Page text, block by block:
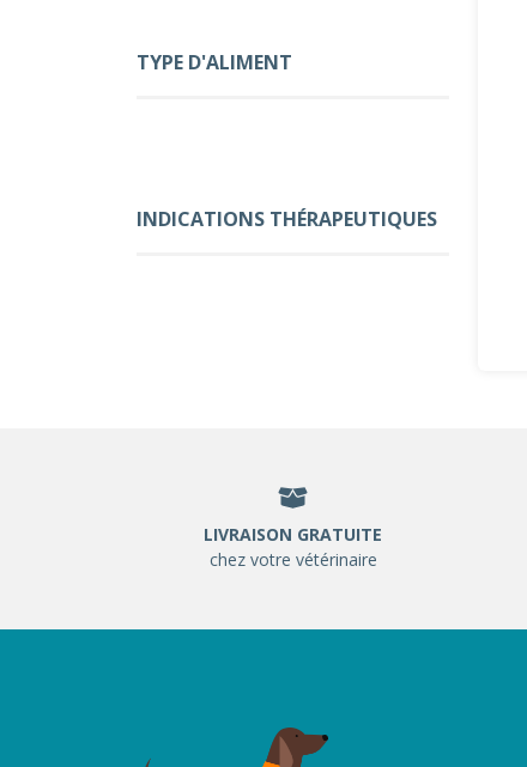
TYPE D'ALIMENT
INDICATIONS THÉRAPEUTIQUES
LIVRAISON GRATUITE
chez votre vétérinaire